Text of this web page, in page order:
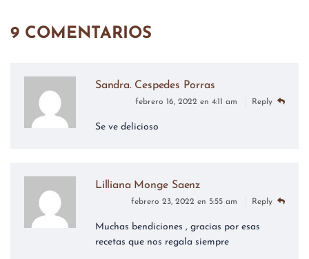
9 COMENTARIOS
Sandra. Cespedes Porras
febrero 16, 2022 en 4:11 am Reply
Se ve delicioso
Lilliana Monge Saenz
febrero 23, 2022 en 5:55 am Reply
Muchas bendiciones , gracias por esas
recetas que nos regala siempre